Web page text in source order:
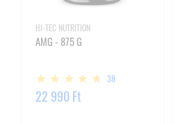
HI-TEC NUTRITION
AMG - 875 G
38
22 990 Ft